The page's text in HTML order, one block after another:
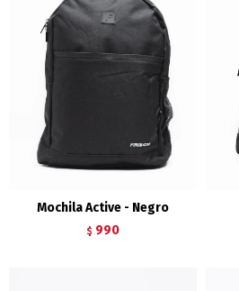
Mochila Active - Negro
$ 990